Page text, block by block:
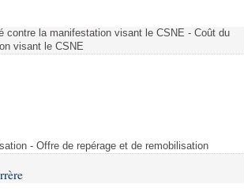
contre la manifestation visant le CSNE - Coût du
visant le CSNE
- Offre de repérage et de remobilisation